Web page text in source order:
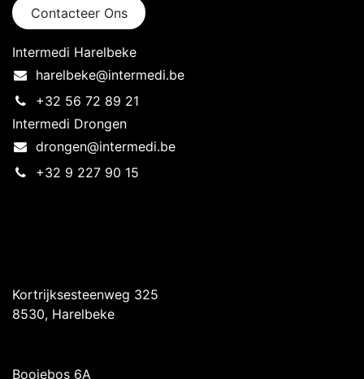
Contacteer Ons
Intermedi Harelbeke
harelbeke@intermedi.be
+32 56 72 89 21
Intermedi Drongen
drongen@intermedi.be
+32 9 227 90 15
Kortrijksesteenweg 325
8530, Harelbeke
Booiebos 6A